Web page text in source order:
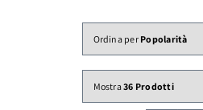
Ordina per Popolarità
Mostra36 Prodotti